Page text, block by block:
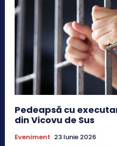
Pedeapsă cu
din Vicovu de Sus
Eveniment 23 Iunie 2026